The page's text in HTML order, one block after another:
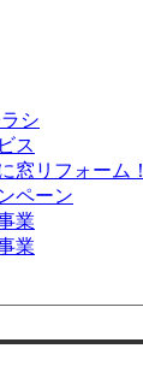
シ
ス
窓リフォーム！
ペーン
業
業